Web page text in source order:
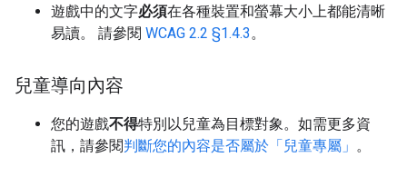
遊戲中的文字必須在各種裝置和螢幕大小上都能清晰
易讀。 請參閱 WCAG 2.2 §1.4.3。
兒童導向內容
您的遊戲不得特別以兒童為目標對象。如需更多資
訊，請參閱判斷您的內容是否屬於「兒童專屬」 。